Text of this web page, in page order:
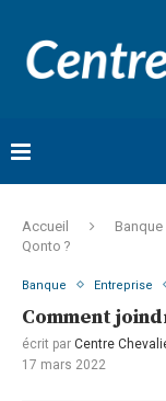
Accueil Banque
Qonto ?
Banque Entreprise
Comment
écrit par Centre
17 mars 2022